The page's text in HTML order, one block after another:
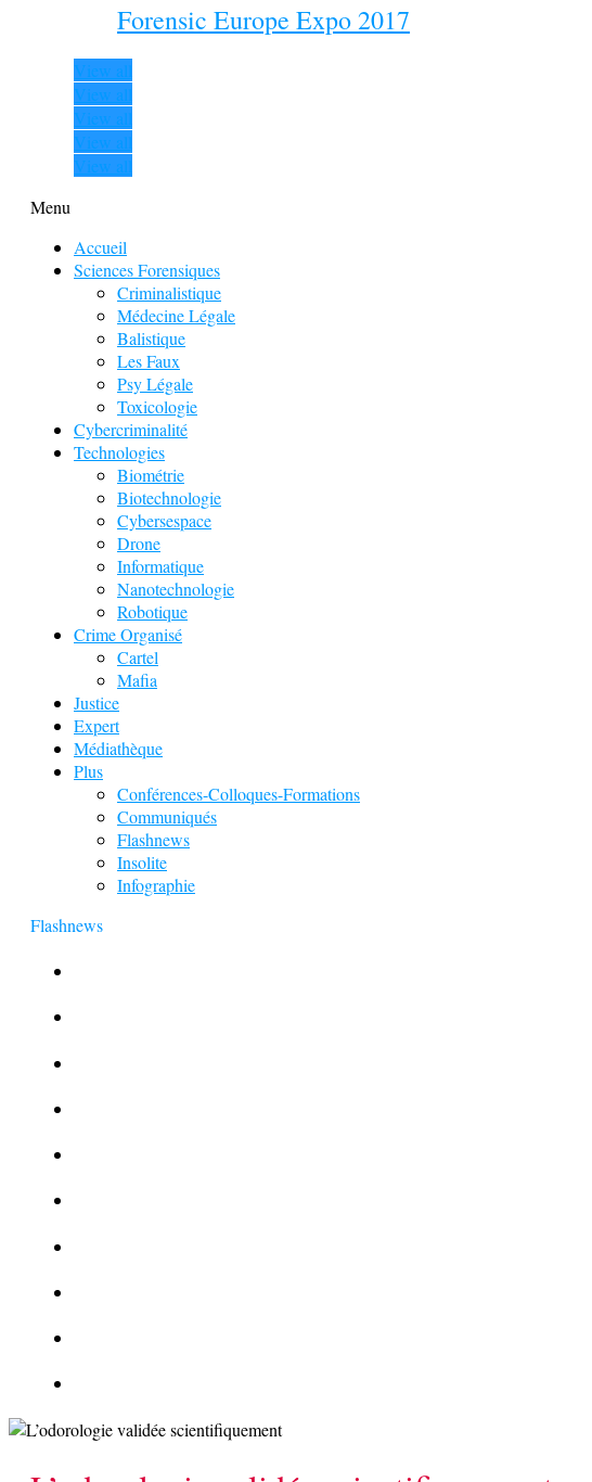
Forensic Europe Expo 2017
View all
View all
View all
View all
View all
Menu
Accueil
Sciences Forensiques
Criminalistique
Médecine Légale
Balistique
Les Faux
Psy Légale
Toxicologie
Cybercriminalité
Technologies
Biométrie
Biotechnologie
Cybersespace
Drone
Informatique
Nanotechnologie
Robotique
Crime Organisé
Cartel
Mafia
Justice
Expert
Médiathèque
Plus
Conférences-Colloques-Formations
Communiqués
Flashnews
Insolite
Infographie
Flashnews